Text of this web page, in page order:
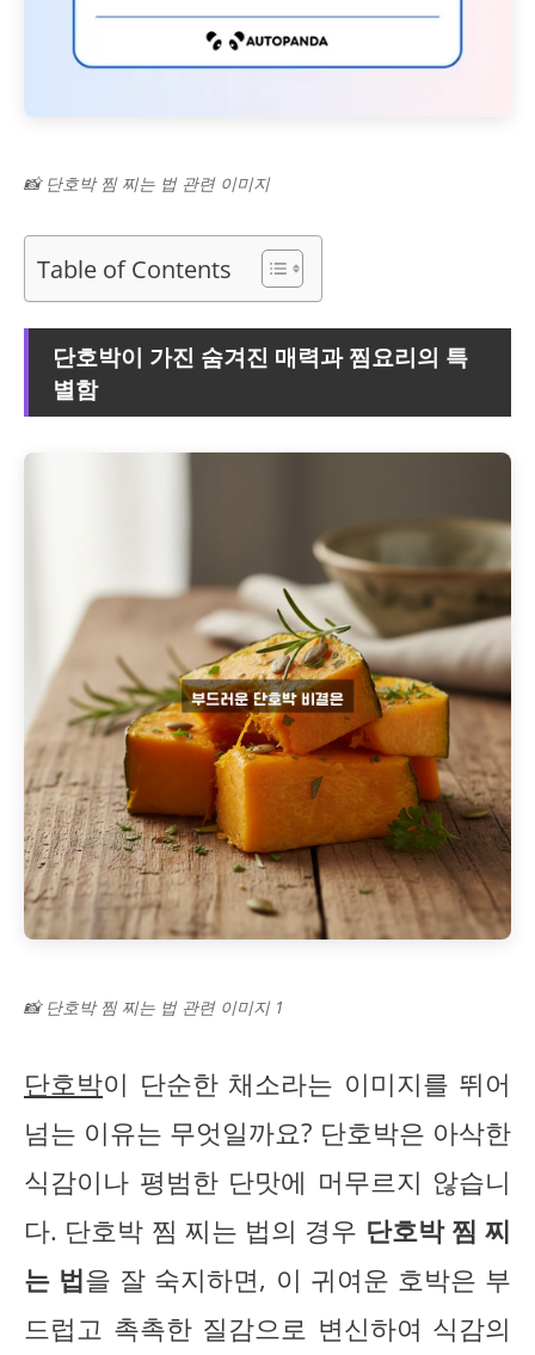
📸 단호박 찜 찌는 법 관련 이미지
Table of Contents
단호박이 가진 숨겨진 매력과 찜요리의 특
별함
📸 단호박 찜 찌는 법 관련 이미지 1
단호박이 단순한 채소라는 이미지를 뛰어
넘는 이유는 무엇일까요? 단호박은 아삭한
식감이나 평범한 단맛에 머무르지 않습니
다. 단호박 찜 찌는 법의 경우 단호박 찜 찌
는 법을 잘 숙지하면, 이 귀여운 호박은 부
드럽고 촉촉한 질감으로 변신하여 식감의